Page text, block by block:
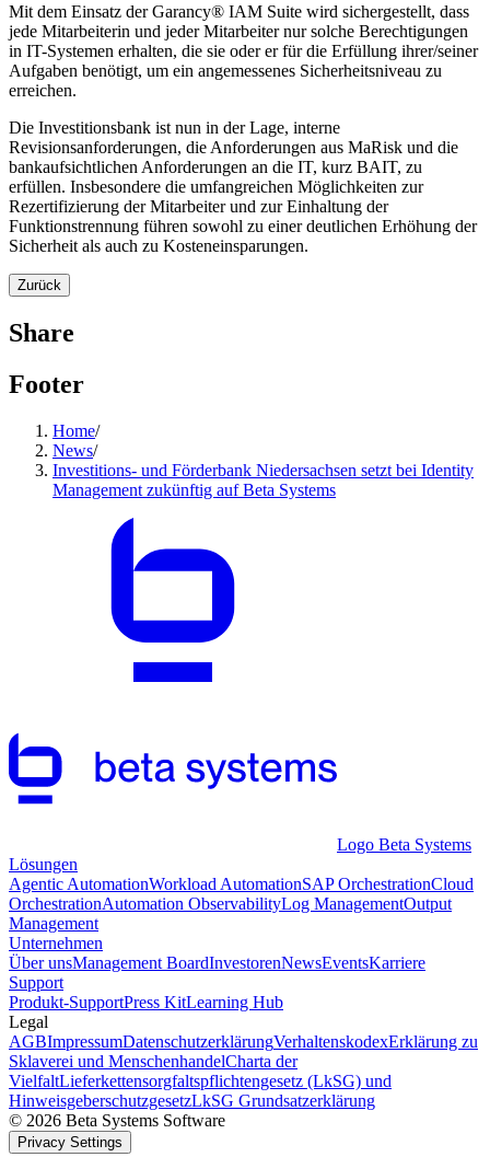
Mit dem Einsatz der Garancy® IAM Suite wird sichergestellt, dass
jede Mitarbeiterin und jeder Mitarbeiter nur solche Berechtigungen
in IT-Systemen erhalten, die sie oder er für die Erfüllung ihrer/seiner
Aufgaben benötigt, um ein angemessenes Sicherheitsniveau zu
erreichen.
Die Investitionsbank ist nun in der Lage, interne
Revisionsanforderungen, die Anforderungen aus MaRisk und die
bankaufsichtlichen Anforderungen an die IT, kurz BAIT, zu
erfüllen. Insbesondere die umfangreichen Möglichkeiten zur
Rezertifizierung der Mitarbeiter und zur Einhaltung der
Funktionstrennung führen sowohl zu einer deutlichen Erhöhung der
Sicherheit als auch zu Kosteneinsparungen.
Zurück
Share
Footer
Home/
News/
Investitions- und Förderbank Niedersachsen setzt bei Identity
Management zukünftig auf Beta Systems
Logo Beta Systems
Lösungen
Agentic AutomationWorkload AutomationSAP OrchestrationCloud
OrchestrationAutomation ObservabilityLog ManagementOutput
Management
Unternehmen
Über unsManagement BoardInvestorenNewsEventsKarriere
Support
Produkt-SupportPress KitLearning Hub
Legal
AGBImpressumDatenschutzerklärungVerhaltenskodexErklärung zu
Sklaverei und MenschenhandelCharta der
VielfaltLieferkettensorgfaltspflichtengesetz (LkSG) und
HinweisgeberschutzgesetzLkSG Grundsatzerklärung
© 2026 Beta Systems Software
Privacy Settings